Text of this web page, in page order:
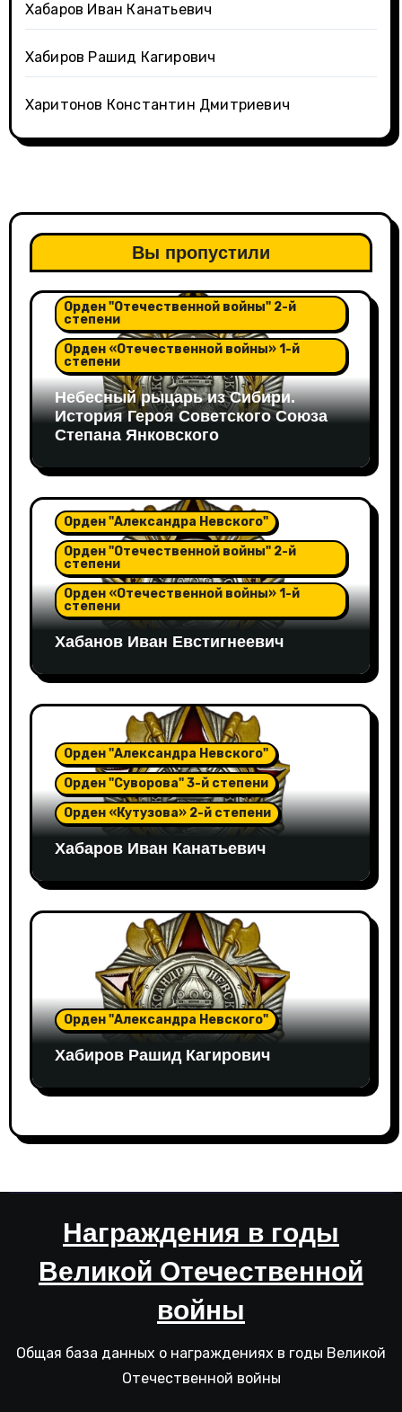
Хабаров Иван Канатьевич
Хабиров Рашид Кагирович
Харитонов Константин Дмитриевич
Вы пропустили
Орден "Александра Невского"
Орден "Отечественной войны" 2-й
степени
Орден «Отечественной войны» 1-й
степени
Небесный рыцарь из Сибири.
История Героя Советского Союза
Степана Янковского
Орден "Александра Невского"
Орден "Отечественной войны" 2-й
степени
Орден «Отечественной войны» 1-й
степени
Хабанов Иван Евстигнеевич
Орден "Александра Невского"
Орден "Суворова" 3-й степени
Орден «Кутузова» 2-й степени
Хабаров Иван Канатьевич
Орден "Александра Невского"
Хабиров Рашид Кагирович
Награждения в годы
Великой Отечественной
войны
Общая база данных о награждениях в годы Великой
Отечественной войны